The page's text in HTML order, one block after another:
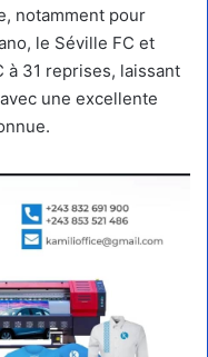
notamment pour
le Séville FC et
à 31 reprises, laissant
une excellente